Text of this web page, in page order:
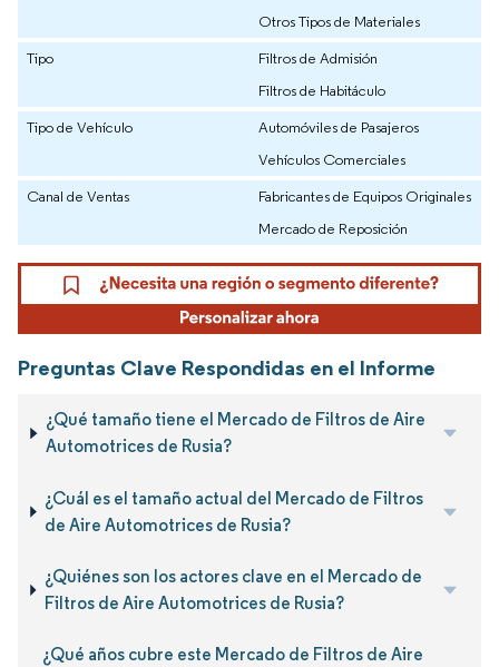
Otros Tipos de Materiales
Tipo
Filtros de Admisión
Filtros de Habitáculo
Tipo de Vehículo
Automóviles de Pasajeros
Vehículos Comerciales
Canal de Ventas
Fabricantes de Equipos Originales
Mercado de Reposición
Preguntas Clave Respondidas en el Informe
¿Qué tamaño tiene el Mercado de Filtros de Aire
Automotrices de Rusia?
¿Cuál es el tamaño actual del Mercado de Filtros
de Aire Automotrices de Rusia?
¿Quiénes son los actores clave en el Mercado de
Filtros de Aire Automotrices de Rusia?
¿Qué años cubre este Mercado de Filtros de Aire